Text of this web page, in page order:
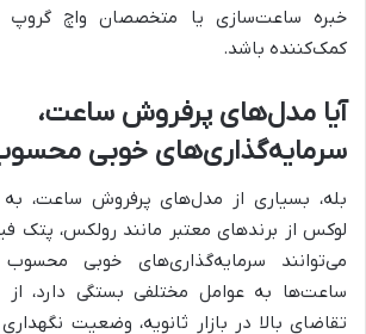
خبره ساعت‌سازی یا متخصصان واچ گروپ
کمک‌کننده باشد.
آیا مدل‌های پرفروش ساعت،
سرمایه‌گذاری‌های خوبی
بله، بسیاری از مدل‌های پرفروش
لوکس از برندهای معتبر مانند رولکس، پتک
می‌توانند سرمایه‌گذاری‌های خوبی
ساعت‌ها به عوامل مختلفی بستگی دارد، از
تقاضای بالا در بازار ثانویه، وضعیت